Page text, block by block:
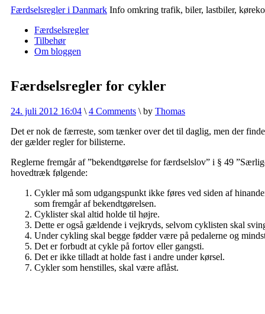
Færdselsregler i Danmark Info omkring trafik, biler, lastbiler,
Færdselsregler
Tilbehør
Om bloggen
Færdselsregler for cykler
24. juli 2012 16:04 \ 4 Comments \ by Thomas
Det er nok de færreste, som tænker over det til daglig, men der
der gælder regler for bilisterne.
Reglerne fremgår af ”bekendtgørelse for færdselslov” i § 49
hovedtræk følgende:
Cykler må som udgangspunkt ikke føres ved siden af
som fremgår af bekendtgørelsen.
Cyklister skal altid holde til højre.
Dette er også gældende i vejkryds, selvom cyklisten skal
Under cykling skal begge fødder være på pedalerne og
Det er forbudt at cykle på fortov eller gangsti.
Det er ikke tilladt at holde fast i andre under kørsel.
Cykler som henstilles, skal være aflåst.